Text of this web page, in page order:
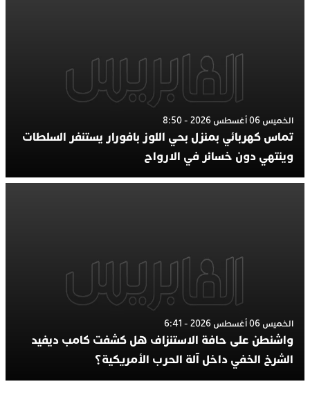
الخميس 06 أغسطس 2026 - 8:50
تماس كهربائي بمنزل بحي اللوز بافورار يستنفر السلطات
وينتهي دون خسائر في الارواح
الخميس 06 أغسطس 2026 - 6:41
واشنطن على حافة الاستنزاف هل كشفت كامب ديفيد
الشرخ الخفي داخل آلة الحرب الأمريكية؟